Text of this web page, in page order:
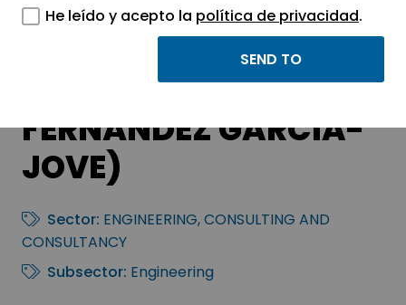
INFITECH INGENIERÍA,
S. L. (NIXEN ÁNGEL
FERNÁNDEZ GARCÍA-
JOVE)
Sector: ENGINEERING, CONSULTING AND
CONSULTANCY
Subsector: Engineering
He leído y acepto la política de privacidad.